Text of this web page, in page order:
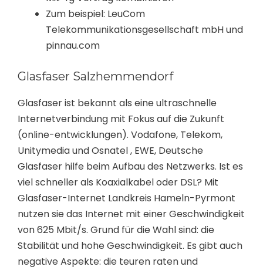
Zum beispiel: LeuCom
Telekommunikationsgesellschaft mbH und
pinnau.com
Glasfaser Salzhemmendorf
Glasfaser ist bekannt als eine ultraschnelle
Internetverbindung mit Fokus auf die Zukunft
(online-entwicklungen). Vodafone, Telekom,
Unitymedia und Osnatel , EWE, Deutsche
Glasfaser hilfe beim Aufbau des Netzwerks. Ist es
viel schneller als Koaxialkabel oder DSL? Mit
Glasfaser-Internet Landkreis Hameln-Pyrmont
nutzen sie das Internet mit einer Geschwindigkeit
von 625 Mbit/s. Grund für die Wahl sind: die
Stabilität und hohe Geschwindigkeit. Es gibt auch
negative Aspekte: die teuren raten und